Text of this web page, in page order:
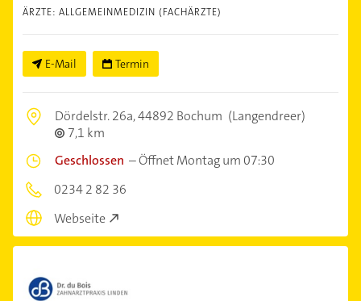
ÄRZTE: ALLGEMEINMEDIZIN (FACHÄRZTE)
E-Mail Termin
Dördelstr. 26a,44892 Bochum (Langendreer)
7,1 km
Geschlossen –Öffnet Montag um 07:30
0234 2 82 36
Webseite